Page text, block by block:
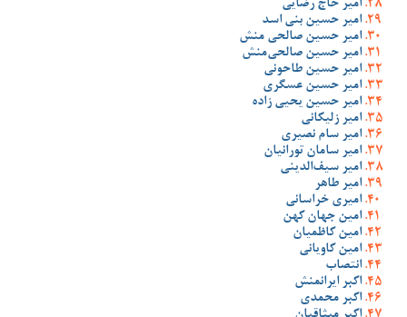
امیر حاج رضایی
امیر حسین بنی اسد
امیر حسین صالحی منش
امیر حسین صالحی‌منش
امیر حسین طاحونی
امیر حسین عسگری
امیر حسین یحیی زاده
امیر زلیکانی
امیر سام نصیری
امیر سامان تورانیان
امیر سیف‌الدینی
امیر طاهر
امیری خراسانی
امین جهان کهن
امین کاظمیان
امین کاویانی
انتصاب
اکبر ایرانمنش
اکبر محمدی